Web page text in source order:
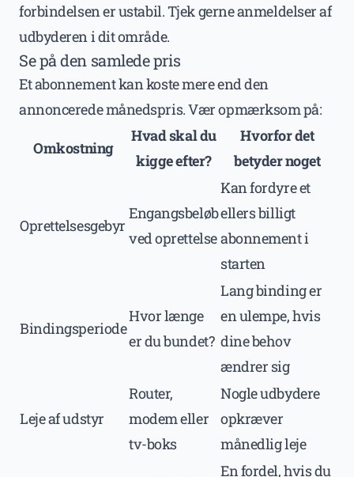
forbindelsen er ustabil. Tjek gerne anmeldelser af
udbyderen i dit område.
Se på den samlede pris
Et abonnement kan koste mere end den
annoncerede månedspris. Vær opmærksom på:
Omkostning
Hvad skal du
kigge efter?
Hvorfor det
betyder noget
Oprettelsesgebyr
Engangsbeløb
ved oprettelse
Kan fordyre et
ellers billigt
abonnement i
starten
Bindingsperiode
Hvor længe
er du bundet?
Lang binding er
en ulempe, hvis
dine behov
ændrer sig
Leje af udstyr
Router,
modem eller
tv-boks
Nogle udbydere
opkræver
månedlig leje
En fordel, hvis du